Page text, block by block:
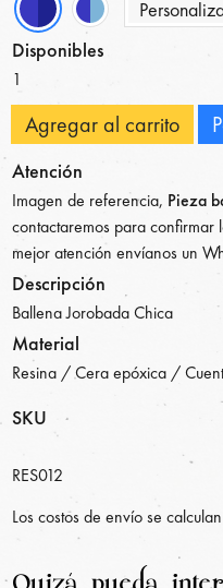
Disponibles
1
Agregar al carrito
Atención
Imagen de referencia, Pieza
contactaremos para confirmar
mejor atención envíanos un
Descripción
Ballena Jorobada Chica
Material
Resina / Cera epóxica /
SKU
RES012
Los costos de envío se